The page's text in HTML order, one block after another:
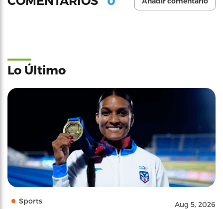
Lo Último
Sports Aug 5, 2026